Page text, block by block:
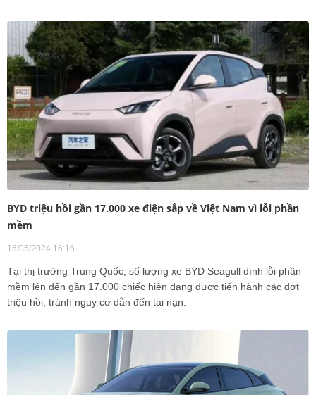
BYD triệu hồi gần 17.000 xe điện sắp về Việt Nam vì lỗi phần
mềm
15/05/2024 16:16
Tại thị trường Trung Quốc, số lượng xe BYD Seagull dính lỗi phần
mềm lên đến gần 17.000 chiếc hiện đang được tiến hành các đợt
triệu hồi, tránh nguy cơ dẫn đến tai nạn.